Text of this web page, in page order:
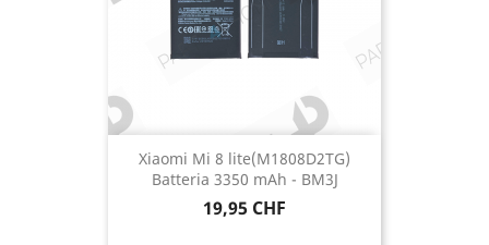
Xiaomi Mi 8 lite(M1808D2TG)
Batteria 3350 mAh - BM3J
Prezzo
19,95 CHF